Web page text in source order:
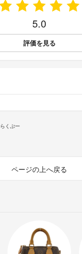
5.0
評価を見る
らくぷー
ページの上へ戻る